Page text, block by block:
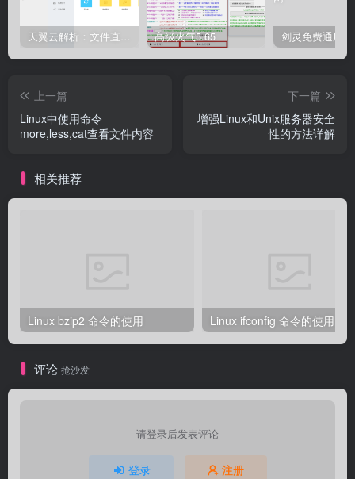
天翼云解析：文件直链获取源码 高级火气5.65
上一篇
Linux中使用命令
more,less,cat查看文件内容
下一篇
增强Linux和Unix服务器安全
性的方法详解
相关推荐
Linux bzip2 命令的使用 Linux ifconfig 命令的使用
评论 抢沙发
请登录后发表评论
登录 注册